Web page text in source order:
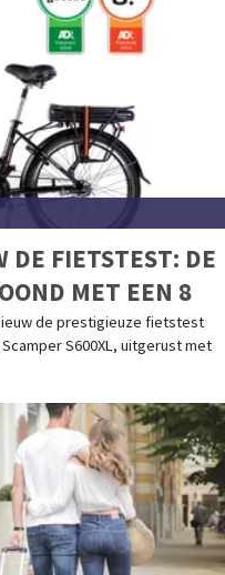
DE FIETSTEST: DE
MET EEN 8
de prestigieuze fietstest
S600XL, uitgerust met